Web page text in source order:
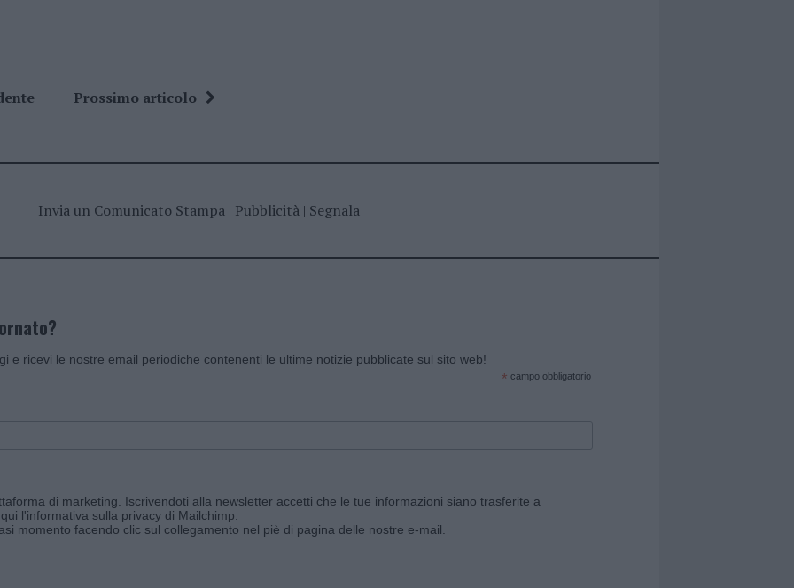
Prossimo articolo
Invia un Comunicato Stampa| Pubblicità| Segnala
e ricevi le nostre email periodiche contenenti le ultime notizie pubblicate sul sito web!
* campo obbligatorio
di marketing. Iscrivendoti alla newsletter accetti che le tue informazioni siano trasferite a
l'informativa sulla privacy di Mailchimp
momento facendo clic sul collegamento nel piè di pagina delle nostre e-mail.